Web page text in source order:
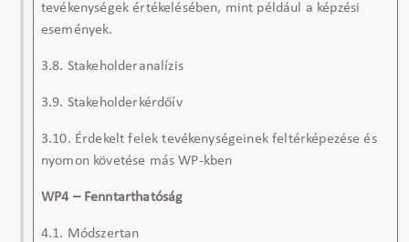
tevékenységek értékelésében, mint például a képzési
események.
3.8. Stakeholderanalízis
3.9. Stakeholderkérdőív
3.10. Érdekelt felek tevékenységeinek feltérképezése és
nyomon követése más WP-kben
WP4 – Fenntarthatóság
4.1. Módszertan